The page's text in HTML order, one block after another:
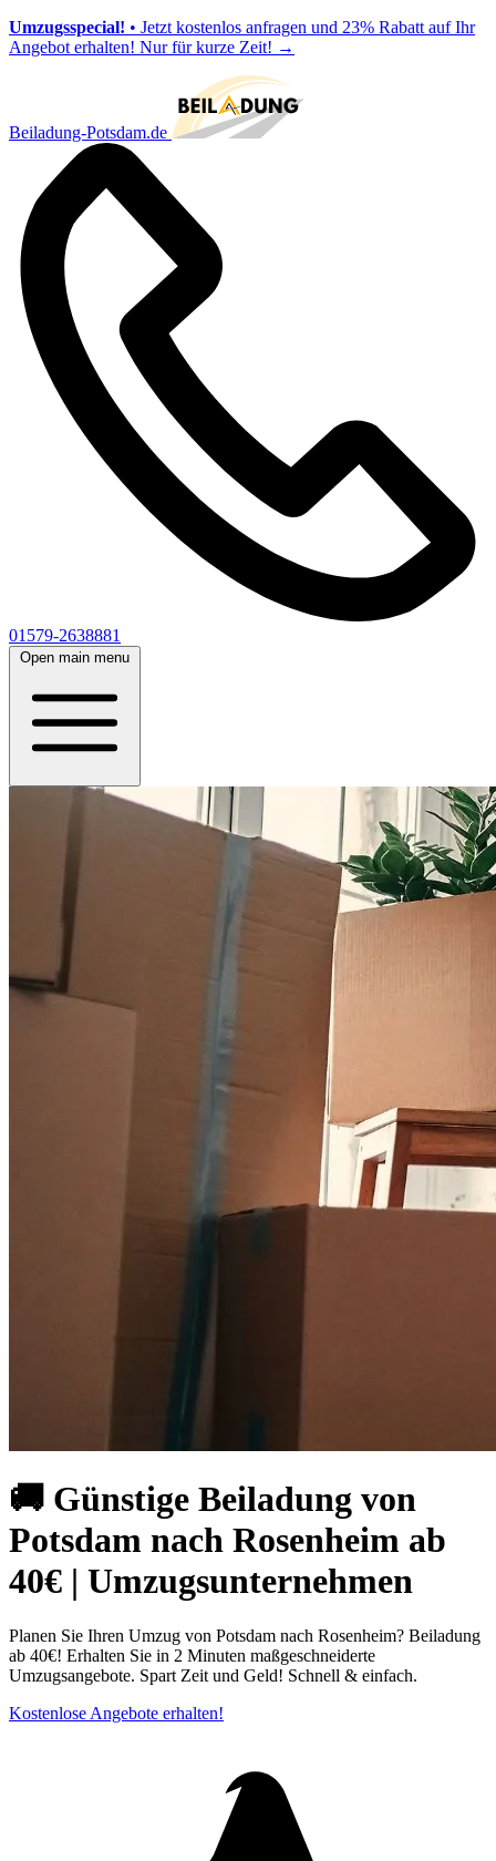
Umzugsspecial! • Jetzt kostenlos anfragen und 23% Rabatt auf Ihr
Angebot erhalten! Nur für kurze Zeit! →
Beiladung-Potsdam.de
01579-2638881
Open main menu
🚚 Günstige Beiladung von
Potsdam nach Rosenheim ab
40€ | Umzugsunternehmen
Planen Sie Ihren Umzug von Potsdam nach Rosenheim? Beiladung
ab 40€! Erhalten Sie in 2 Minuten maßgeschneiderte
Umzugsangebote. Spart Zeit und Geld! Schnell & einfach.
Kostenlose Angebote erhalten!